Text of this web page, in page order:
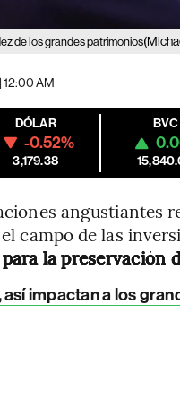
de los grandes patrimonios
12:00 AM
DÓLAR
-0.52%
3,179.38
BVC
angustiantes
campo de las
la preservación
impactan a los